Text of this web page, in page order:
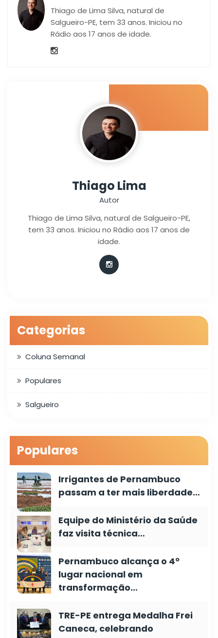
Thiago de Lima Silva, natural de
Salgueiro-PE, tem 33 anos. Iniciou no
Rádio aos 17 anos de idade.
Thiago Lima
Autor
Thiago de Lima Silva, natural de Salgueiro-PE,
tem 33 anos. Iniciou no Rádio aos 17 anos de
idade.
Categorias
Coluna Semanal
Populares
Salgueiro
Populares
Irrigantes de Pernambuco
passam a ter mais liberdade…
Equipe do Ministério da Saúde
faz visita técnica…
Pernambuco alcança o 4º
lugar nacional em
transformação…
TRE-PE entrega Medalha Frei
Caneca, celebrando